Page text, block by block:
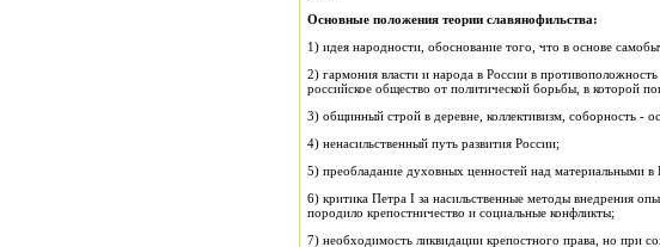
Основные положения теории славянофильства:
1) идея народности, обоснование того, что в основе
2) гармония власти и народа в России в
российское общество от политической борьбы, в которой
3) общинный строй в деревне, коллективизм, соборность -
4) ненасильственный путь развития России;
5) преобладание духовных ценностей над материальными в
6) критика Петра I за насильственные методы внедрения
породило крепостничество и социальные конфликты;
7) необходимость ликвидации крепостного права, но при